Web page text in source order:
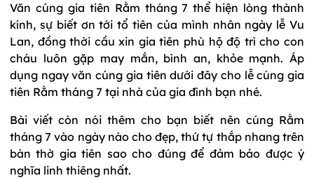
Văn cúng gia tiên Rằm tháng 7 thể hiện lòng thành
kính, sự biết ơn tới tổ tiên của mình nhân ngày lễ Vu
Lan, đồng thời cầu xin gia tiên phù hộ độ trì cho con
cháu luôn gặp may mắn, bình an, khỏe mạnh. Áp
dụng ngay văn cúng gia tiên dưới đây cho lễ cúng gia
tiên Rằm tháng 7 tại nhà của gia đình bạn nhé.
Bài viết còn nói thêm cho bạn biết nên cúng Rằm
tháng 7 vào ngày nào cho đẹp, thứ tự thắp nhang trên
bàn thờ gia tiên sao cho đúng để đảm bảo được ý
nghĩa linh thiêng nhất.